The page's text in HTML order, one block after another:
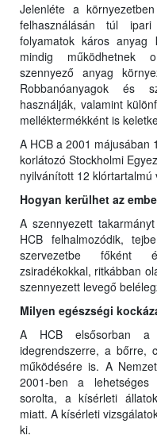
Jelenléte a
felhasználásán túl
folyamatok káros anyag
mindig működhetnek
szennyező anyag
Robbanóanyagok és
használják, valamint
melléktermékként is
A HCB a 2001 májusában
korlátozó Stockholmi
nyilvánított 12 klórtartalmú
Hogyan kerülhet az
A szennyezett
HCB felhalmozódik,
szervezetbe főként
zsiradékokkal, ritkábban
szennyezett levegő
Milyen egészségi
A HCB elsősorban
idegrendszerre, a bőrre,
működésére is. A
2001-ben a
sorolta, a kísérleti
miatt. A kísérleti
ki.